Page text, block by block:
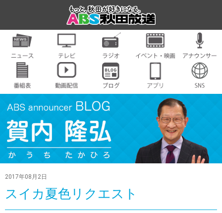
2017年08月2日
スイカ夏色リクエスト